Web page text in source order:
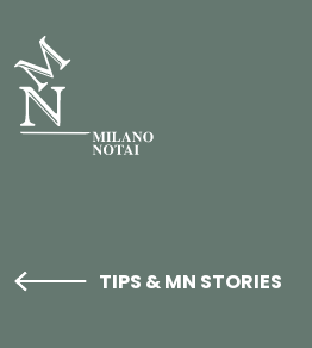
TIPS & MN STORIES